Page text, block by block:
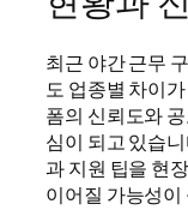
최근 야간 근무
도 업종별 차이
폼의 신뢰도와
심이 되고 있습
과 지원 팁을 현
이어질 가능성